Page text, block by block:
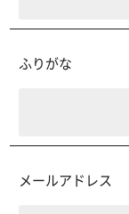
ふりがな
メールアドレス